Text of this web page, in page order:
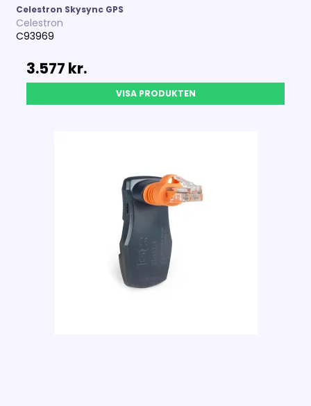
Celestron Skysync GPS
Celestron
C93969
3.577 kr.
VISA PRODUKTEN